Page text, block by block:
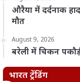
औरैया में दर्दनाक
मौत
August 9, 2026
बरेली में चिकन
भारत ट्रेंडिंग